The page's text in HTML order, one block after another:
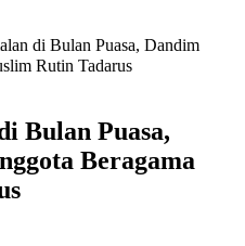
di Bulan Puasa, Dandim
Rutin Tadarus
Bulan Puasa,
Beragama